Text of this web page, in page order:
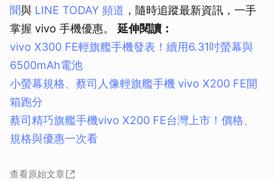
聞與 LINE TODAY 頻道 ，隨時追蹤最新資訊，一手
掌握 vivo 手機優惠。 延伸閱讀：
vivo X300 FE輕旗艦手機發表！續用6.31吋螢幕與
6500mAh電池
小螢幕規格、蔡司人像輕旗艦手機 vivo X200 FE開
箱跑分
蔡司精巧旗艦手機vivo X200 FE台灣上市！價格、
規格與優惠一次看
查看原始文章